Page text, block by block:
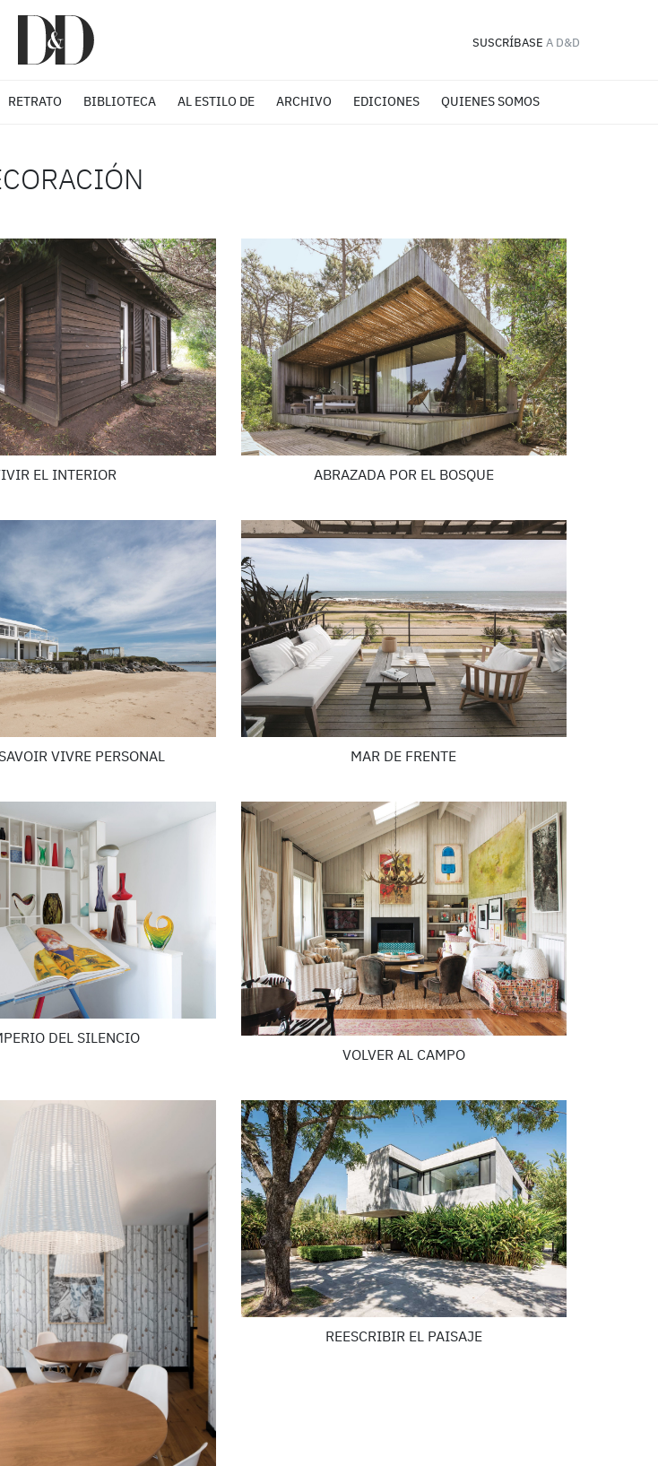
SUSCRÍBASE A D&D
RETRATO BIBLIOTECA AL ESTILO DE ARCHIVO EDICIONES QUIENES SOMOS
EL INTERIOR ABRAZADA POR EL BOSQUE
VIVRE PERSONAL MAR DE FRENTE
DEL SILENCIO
VOLVER AL CAMPO
REESCRIBIR EL PAISAJE